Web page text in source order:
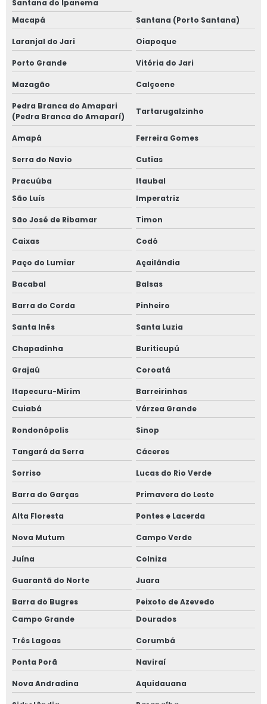
Santana do Ipanema
Macapá
Santana (Porto Santana)
Laranjal do Jari Oiapoque
Porto Grande Vitória do Jari
Mazagão Calçoene
Pedra Branca do Amapari
(Pedra Branca do Amaparí)
Tartarugalzinho
Amapá Ferreira Gomes
Serra do Navio Cutias
Pracuúba
Itaubal
São Luís
Imperatriz
São José de Ribamar Timon
Caixas Codó
Paço do Lumiar Açailândia
Bacabal Balsas
Barra do Corda Pinheiro
Santa Inês Santa Luzia
Chapadinha Buriticupú
Grajaú Coroatá
Itapecuru-Mirim
Barreirinhas
Cuiabá
Várzea Grande
Rondonópolis Sinop
Tangará da Serra Cáceres
Sorriso Lucas do Rio Verde
Barra do Garças Primavera do Leste
Alta Floresta Pontes e Lacerda
Nova Mutum Campo Verde
Juína Colniza
Guarantã do Norte Juara
Barra do Bugres
Peixoto de Azevedo
Campo Grande
Dourados
Três Lagoas Corumbá
Ponta Porã Naviraí
Nova Andradina Aquidauana